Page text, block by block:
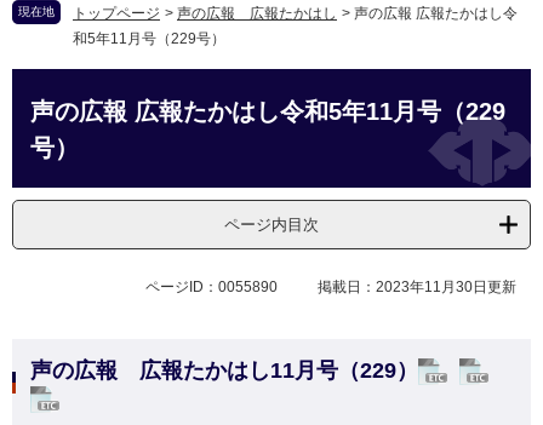
現在地 トップページ > 声の広報 広報たかはし > 声の広報 広報たかはし令
和5年11月号（229号）
声の広報 広報たかはし令和5年11月号（229
号）
ページ内目次
ページID：0055890 掲載日：2023年11月30日更新
声の広報 広報たかはし11月号（229）